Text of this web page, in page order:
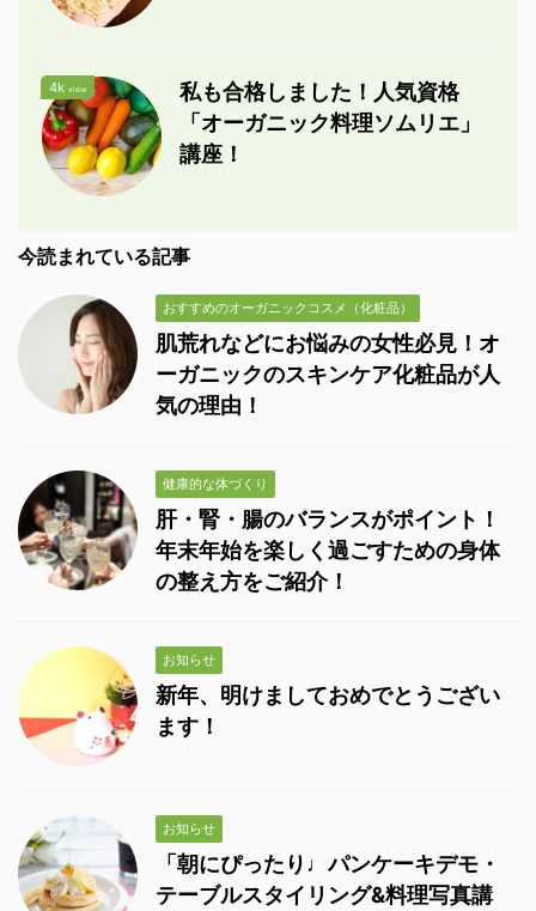
4k view
私も合格しました！人気資格
「オーガニック料理ソムリエ」
講座！
今読まれている記事
おすすめのオーガニックコスメ（化粧品）
肌荒れなどにお悩みの女性必見！オ
ーガニックのスキンケア化粧品が人
気の理由！
健康的な体づくり
肝・腎・腸のバランスがポイント！
年末年始を楽しく過ごすための身体
の整え方をご紹介！
お知らせ
新年、明けましておめでとうござい
ます！
お知らせ
「朝にぴったり♩パンケーキデモ・
テーブルスタイリング&料理写真講